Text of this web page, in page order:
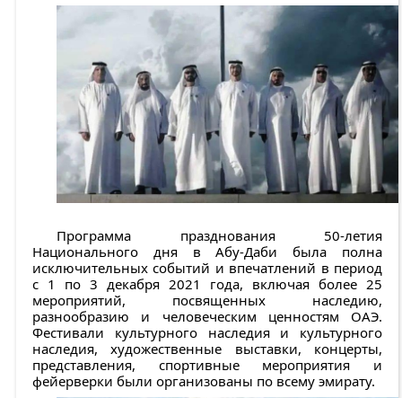
Программа празднования 50-летия
Национального дня в Абу-Даби была полна
исключительных событий и впечатлений в период
с 1 по 3 декабря 2021 года, включая более 25
мероприятий, посвященных наследию,
разнообразию и человеческим ценностям ОАЭ.
Фестивали культурного наследия и культурного
наследия, художественные выставки, концерты,
представления, спортивные мероприятия и
фейерверки были организованы по всему эмирату.